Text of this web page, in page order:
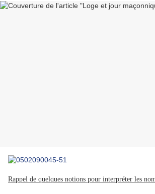
Rappel de quelques notions pour interpréter les